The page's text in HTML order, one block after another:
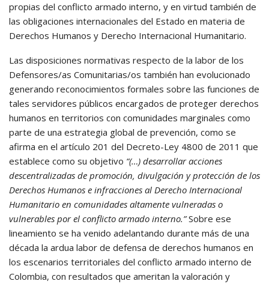
propias del conflicto armado interno, y en virtud también de
las obligaciones internacionales del Estado en materia de
Derechos Humanos y Derecho Internacional Humanitario.
Las disposiciones normativas respecto de la labor de los
Defensores/as Comunitarias/os también han evolucionado
generando reconocimientos formales sobre las funciones de
tales servidores públicos encargados de proteger derechos
humanos en territorios con comunidades marginales como
parte de una estrategia global de prevención, como se
afirma en el artículo 201 del Decreto-Ley 4800 de 2011 que
establece como su objetivo “(…) desarrollar acciones
descentralizadas de promoción, divulgación y protección de los
Derechos Humanos e infracciones al Derecho Internacional
Humanitario en comunidades altamente vulneradas o
vulnerables por el conflicto armado interno.”Sobre ese
lineamiento se ha venido adelantando durante más de una
década la ardua labor de defensa de derechos humanos en
los escenarios territoriales del conflicto armado interno de
Colombia, con resultados que ameritan la valoración y